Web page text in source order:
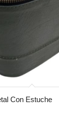
Con Estuche